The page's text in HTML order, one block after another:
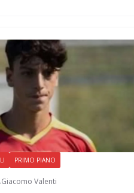
PRIMO PIANO
Giacomo Valenti